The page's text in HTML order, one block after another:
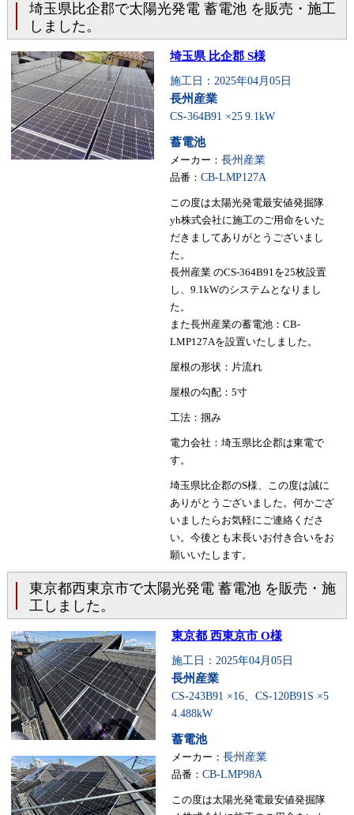
埼玉県比企郡で太陽光発電 蓄電池 を販売・施工
しました。
埼玉県 比企郡 S様
施工日：2025年04月05日
長州産業
CS-364B91 ×25 9.1kW
蓄電池
メーカー： 長州産業
品番： CB-LMP127A
この度は太陽光発電最安値発掘隊
yh株式会社に施工のご用命をいた
だきましてありがとうございまし
た。
長州産業 のCS-364B91を25枚設置
し、9.1kWのシステムとなりまし
た。
また長州産業の蓄電池：CB-
LMP127Aを設置いたしました。
屋根の形状：片流れ
屋根の勾配：5寸
工法：掴み
電力会社：埼玉県比企郡は東電で
す。
埼玉県比企郡のS様、この度は誠に
ありがとうございました。何かござ
いましたらお気軽にご連絡くださ
い。今後とも末長いお付き合いをお
願いいたします。
東京都西東京市で太陽光発電 蓄電池 を販売・施
工しました。
東京都 西東京市 O様
施工日：2025年04月05日
長州産業
CS-243B91 ×16、CS-120B91S ×5
4.488kW
蓄電池
メーカー： 長州産業
品番： CB-LMP98A
この度は太陽光発電最安値発掘隊